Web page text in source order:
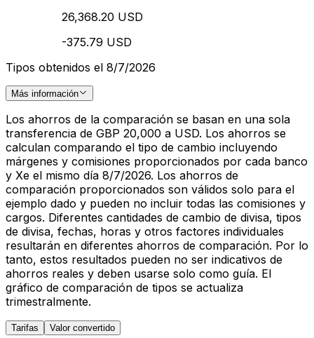
26,368.20 USD
-375.79 USD
Tipos obtenidos el 8/7/2026
Más información
Los ahorros de la comparación se basan en una sola
transferencia de GBP 20,000 a USD. Los ahorros se
calculan comparando el tipo de cambio incluyendo
márgenes y comisiones proporcionados por cada banco
y Xe el mismo día 8/7/2026. Los ahorros de
comparación proporcionados son válidos solo para el
ejemplo dado y pueden no incluir todas las comisiones y
cargos. Diferentes cantidades de cambio de divisa, tipos
de divisa, fechas, horas y otros factores individuales
resultarán en diferentes ahorros de comparación. Por lo
tanto, estos resultados pueden no ser indicativos de
ahorros reales y deben usarse solo como guía. El
gráfico de comparación de tipos se actualiza
trimestralmente.
Tarifas Valor convertido